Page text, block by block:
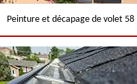
Peinture et décapage de volet 58